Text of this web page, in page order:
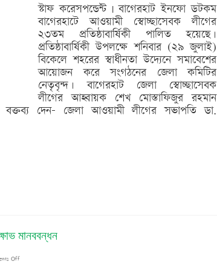
স্টাফ করেসপন্ডেন্ট | বাগেরহাট ইনফো ডটকম
বাগেরহাটে আওয়ামী স্বোচ্ছাসেবক লীগের
২৩তম প্রতিষ্ঠাবার্ষিকী পালিত হয়েছে।
প্রতিষ্ঠাবার্ষিকী উপলক্ষে শনিবার (২৯ জুলাই)
বিকেলে শহরের স্বাধীনতা উদ্যেনে সমাবেশের
আয়োজন করে সংগঠনের জেলা কমিটির
নেতৃবৃন্দ। বাগেরহাট জেলা স্বোচ্ছাসেবক
লীগের আহ্বায়ক শেখ মোস্তাফিজুর রহমান
বক্তব্য দেন- জেলা আওয়ামী লীগের সভাপতি ডা.
মানববন্ধন
Offon